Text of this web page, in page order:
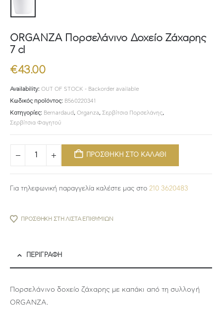
ORGANZA Πορσελάνινο Δοχείο Ζάχαρης
7 cl
€43.00
Availability: OUT OF STOCK - Backorder available
Κωδικός προϊόντος: B560220341
Κατηγορίες: Bernardaud, Organza, Σερβίτσια Πορσελάνης,
Σερβίτσια Φαγητού
ΠΡΟΣΘΗΚΗ ΣΤΟ ΚΑΛΑΘΙ
Για τηλεφωνική παραγγελία καλέστε μας στο 210 3620483
ΠΡΟΣΘΉΚΗ ΣΤΗ ΛΊΣΤΑ ΕΠΙΘΥΜΙΏΝ
ΠΕΡΙΓΡΑΦΉ
Πορσελάνινο δοχείο ζάχαρης με καπάκι από τη συλλογή
ORGANZA.